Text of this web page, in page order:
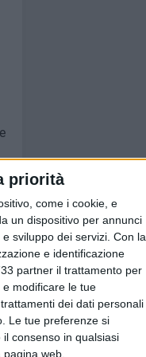
priorità
come i cookie, e
un dispositivo per annunci
sviluppo dei servizi. Con la
e identificazione
partner il trattamento per
modificare le tue
dei dati personali
Le tue preferenze si
consenso in qualsiasi
web.